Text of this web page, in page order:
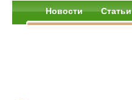
Новости Статьи